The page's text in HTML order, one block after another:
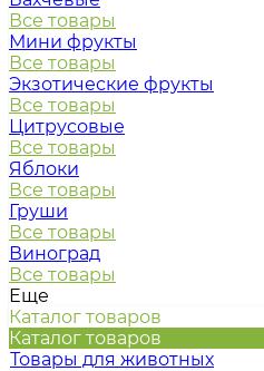
Все товары
Мини фрукты
Все товары
Экзотические фрукты
Все товары
Цитрусовые
Все товары
Яблоки
Все товары
Груши
Все товары
Виноград
Все товары
Еще
Каталог товаров
Каталог товаров
Товары для животных